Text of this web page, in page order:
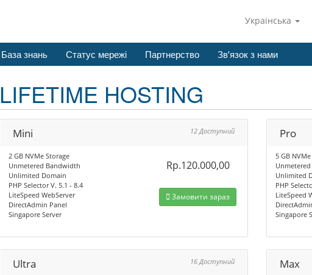
Українська
База знань Статус мережі Партнерство Зв'язок з нами
LIFETIME HOSTING
Mini 12 Доступний
2 GB NVMe Storage
Unmetered Bandwidth
Unlimited Domain
PHP Selector V. 5.1 - 8.4
LiteSpeed WebServer
DirectAdmin Panel
Singapore Server
Rp.120.000,00
Замовити зараз
Pro
5 GB
Unlimited
PHP
LiteSpeed
Singapore
Ultra 16 Доступний Max